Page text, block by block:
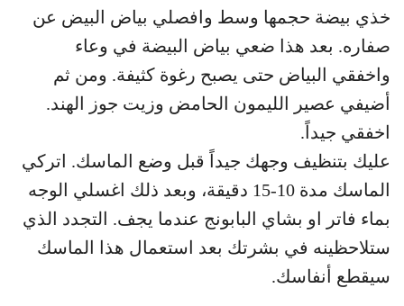
خذي بيضة حجمها وسط وافصلي بياض البيض عن
صفاره. بعد هذا ضعي بياض البيضة في وعاء
واخفقي البياض حتى يصبح رغوة كثيفة. ومن ثم
أضيفي عصير الليمون الحامض وزيت جوز الهند.
اخفقي جيداً.
عليك بتنظيف وجهك جيداً قبل وضع الماسك. اتركي
الماسك مدة 10-15 دقيقة، وبعد ذلك اغسلي الوجه
بماء فاتر او بشاي البابونج عندما يجف. التجدد الذي
ستلاحظينه في بشرتك بعد استعمال هذا الماسك
سيقطع أنفاسك.